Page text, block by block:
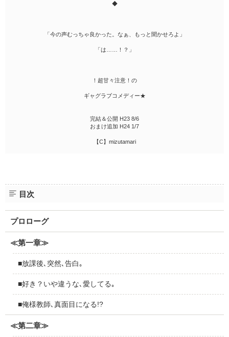
◆
「今の声むっちゃ良かった。なぁ、もっと聞かせろよ」
「は……！？」
！超甘々注意！の
ギャグラブコメディー★
完結＆公開 H23 8/6
おまけ追加 H24 1/7
【C】mizutamari
目次
プロローグ
≪第一章≫
■放課後､突然､告白｡
■好き？いや違うな､愛してる｡
■俺様教師､真面目になる!?
≪第二章≫